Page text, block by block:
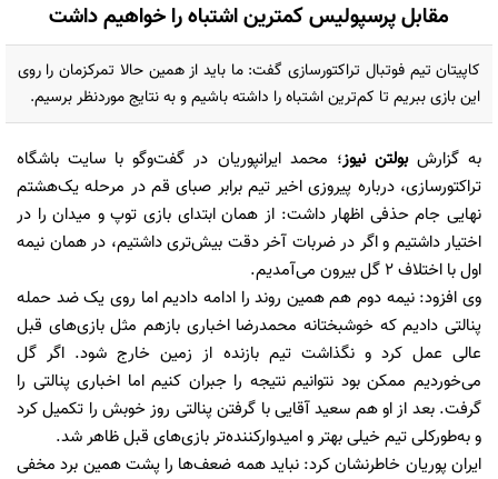
مقابل پرسپولیس کمترین اشتباه را خواهیم داشت
کاپیتان تیم فوتبال تراکتورسازی گفت: ما باید از همین حالا تمرکزمان را روی
این بازی ببریم تا کم‌ترین اشتباه را داشته باشیم و به نتایج موردنظر برسیم.
به گزارشبولتن نیوز؛ محمد ایرانپوریان در گفت‌وگو با سایت باشگاه
تراکتورسازی، درباره پیروزی اخیر تیم برابر صبای قم در مرحله یک‌هشتم
نهایی جام حذفی اظهار داشت: از همان ابتدای بازی توپ و میدان را در
اختیار داشتیم و اگر در ضربات آخر دقت بیش‌تری داشتیم، در همان نیمه
اول با اختلاف 2 گل بیرون می‌آمدیم.
وی افزود: نیمه دوم هم همین روند را ادامه دادیم اما روی یک ضد حمله
پنالتی دادیم که خوشبختانه محمدرضا اخباری بازهم مثل بازی‌های قبل
عالی عمل کرد و نگذاشت تیم بازنده از زمین خارج شود. اگر گل
می‌خوردیم ممکن بود نتوانیم نتیجه را جبران کنیم اما اخباری پنالتی را
گرفت. بعد از او هم سعید آقایی با گرفتن پنالتی روز خوبش را تکمیل کرد
و به‌طورکلی تیم خیلی بهتر و امیدوارکننده‌تر بازی‌های قبل ظاهر شد.
ایران پوریان خاطرنشان کرد: نباید همه ضعف‌ها را پشت همین برد مخفی